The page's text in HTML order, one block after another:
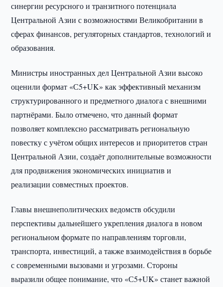
синергии ресурсного и транзитного потенциала
Центральной Азии с возможностями Великобритании в
сферах финансов, регуляторных стандартов, технологий и
образования.
Министры иностранных дел Центральной Азии высоко
оценили формат «С5+UK» как эффективный механизм
структурированного и предметного диалога с внешними
партнёрами. Было отмечено, что данный формат
позволяет комплексно рассматривать региональную
повестку с учётом общих интересов и приоритетов стран
Центральной Азии, создаёт дополнительные возможности
для продвижения экономических инициатив и
реализации совместных проектов.
Главы внешнеполитических ведомств обсудили
перспективы дальнейшего укрепления диалога в новом
региональном формате по направлениям торговли,
транспорта, инвестиций, а также взаимодействия в борьбе
с современными вызовами и угрозами. Стороны
выразили общее понимание, что «С5+UK» станет важной